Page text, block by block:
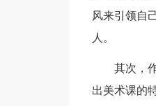
风来引领自
人。
其次，
出美术课的